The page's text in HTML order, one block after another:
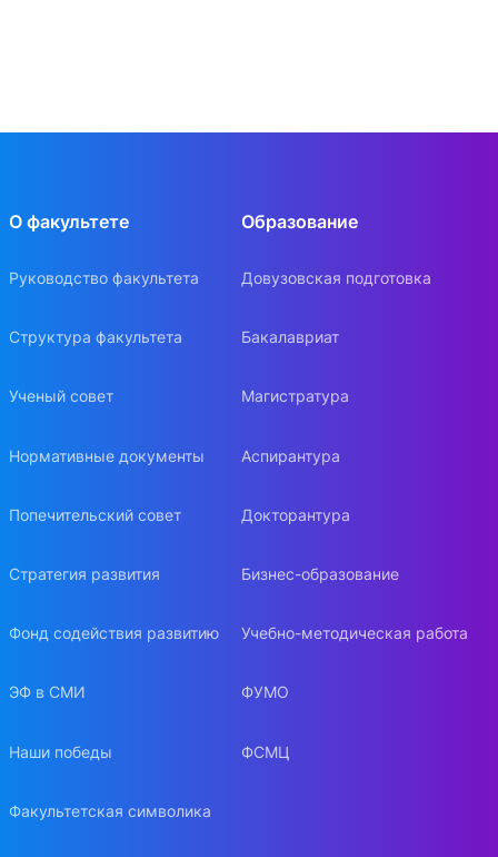
О факультете
Руководство факультета
Структура факультета
Ученый совет
Нормативные документы
Попечительский совет
Стратегия развития
Фонд содействия развитию
ЭФ в СМИ
Наши победы
Факультетская символика
Образование
Довузовская подготовка
Бакалавриат
Магистратура
Аспирантура
Докторантура
Бизнес-образование
Учебно-методическая работа
ФУМО
ФСМЦ